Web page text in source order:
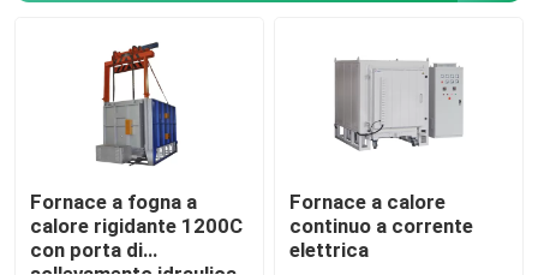
Fornace a fogna a
calore rigidante 1200C
con porta di
Fornace a calore
continuo a corrente
elettrica